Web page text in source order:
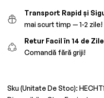
Transport Rapid și
mai scurt timp — 1-2 zile!
Retur Facil în 14 de Zile
Comandă fără griji!
Sku (Unitate De Stoc):